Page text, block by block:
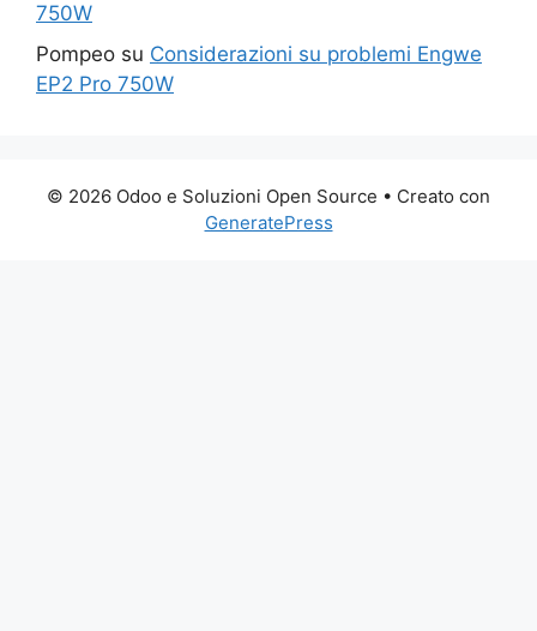
750W
Pompeo su Considerazioni su problemi Engwe
EP2 Pro 750W
© 2026 Odoo e Soluzioni Open Source • Creato con
GeneratePress